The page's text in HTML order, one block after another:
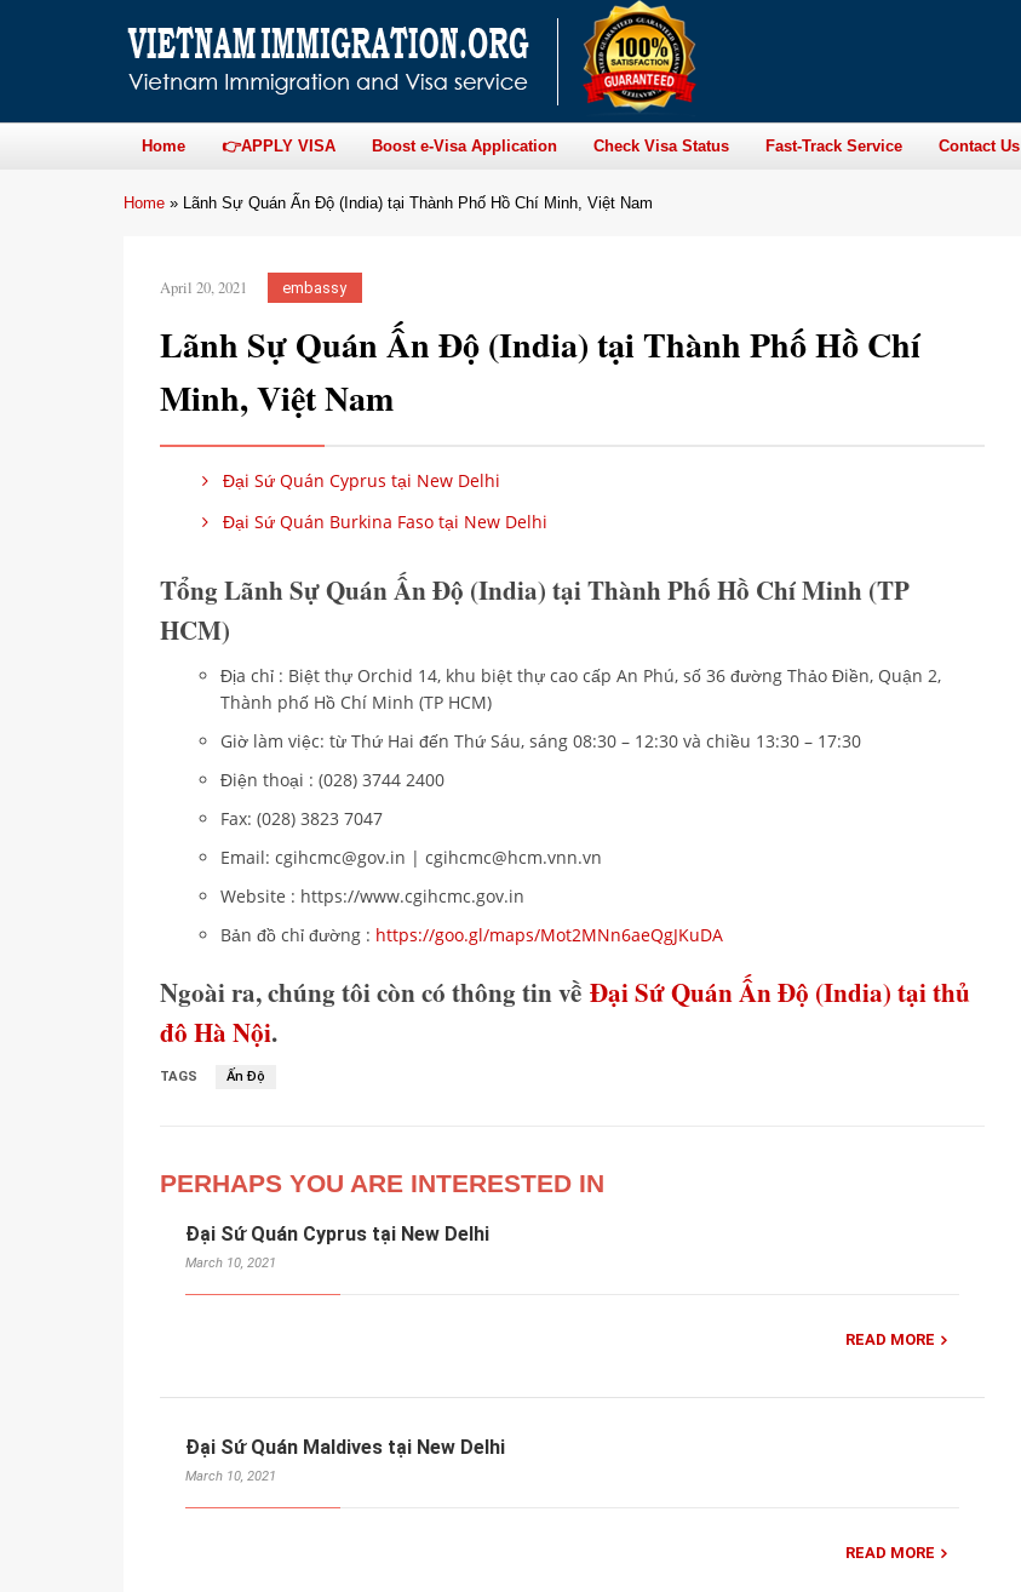
Home 👉APPLY VISA Boost e-Visa Application Check Visa Status Fast-Track Service Contact Us
Home » Lãnh Sự Quán Ấn Độ (India) tại Thành Phố Hồ Chí Minh, Việt Nam
April 20, 2021 embassy
Lãnh Sự Quán Ấn Độ (India) tại Thành Phố Hồ Chí
Minh, Việt Nam
Đại Sứ Quán Cyprus tại New Delhi
Đại Sứ Quán Burkina Faso tại New Delhi
Tổng Lãnh Sự Quán Ấn Độ (India) tại Thành Phố Hồ Chí Minh (TP
HCM)
Địa chỉ : Biệt thự Orchid 14, khu biệt thự cao cấp An Phú, số 36 đường Thảo Điền, Quận 2,
Thành phố Hồ Chí Minh (TP HCM)
Giờ làm việc: từ Thứ Hai đến Thứ Sáu, sáng 08:30 – 12:30 và chiều 13:30 – 17:30
Điện thoại : (028) 3744 2400
Fax: (028) 3823 7047
Email: cgihcmc@gov.in | cgihcmc@hcm.vnn.vn
Website : https://www.cgihcmc.gov.in
Bản đồ chỉ đường : https://goo.gl/maps/Mot2MNn6aeQgJKuDA
Ngoài ra, chúng tôi còn có thông tin về Đại Sứ Quán Ấn Độ (India) tại thủ
đô Hà Nội.
TAGS Ấn Độ
PERHAPS YOU ARE INTERESTED IN
Đại Sứ Quán Cyprus tại New Delhi
March 10, 2021
READ MORE
Đại Sứ Quán Maldives tại New Delhi
March 10, 2021
READ MORE